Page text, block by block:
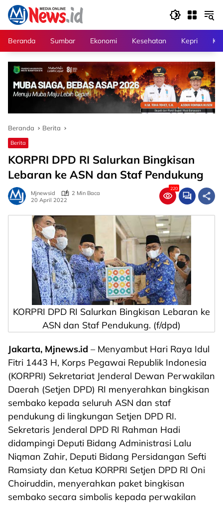
Langsung
konten
Beranda
Sumbar Ekonomi Kesehatan Kepri
Beranda Berita
Berita
KORPRI DPD RI Salurkan Bingkisan
Lebaran ke ASN dan Staf Pendukung
Mjnewsid
2 Min Baca
20 April 2022
220
KORPRI DPD RI Salurkan Bingkisan Lebaran ke
ASN dan Staf Pendukung. (f/dpd)
Jakarta, Mjnews.id – Menyambut Hari Raya Idul
Fitri 1443 H, Korps Pegawai Republik Indonesia
(KORPRI) Sekretariat Jenderal Dewan Perwakilan
Daerah (Setjen DPD) RI menyerahkan bingkisan
sembako kepada seluruh ASN dan staf
pendukung di lingkungan Setjen DPD RI.
Sekretaris Jenderal DPD RI Rahman Hadi
didampingi Deputi Bidang Administrasi Lalu
Niqman Zahir, Deputi Bidang Persidangan Sefti
Ramsiaty dan Ketua KORPRI Setjen DPD RI Oni
Choiruddin, menyerahkan paket bingkisan
sembako secara simbolis kepada perwakilan